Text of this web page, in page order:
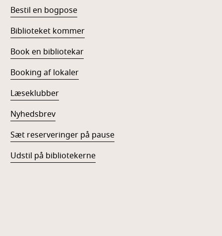
Bestil en bogpose
Biblioteket kommer
Book en bibliotekar
Booking af lokaler
Læseklubber
Nyhedsbrev
Sæt reserveringer på pause
Udstil på bibliotekerne